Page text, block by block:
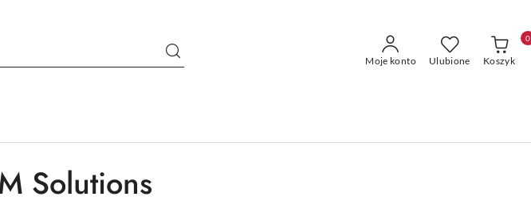
Moje konto Ulubione Koszyk
0
Solutions